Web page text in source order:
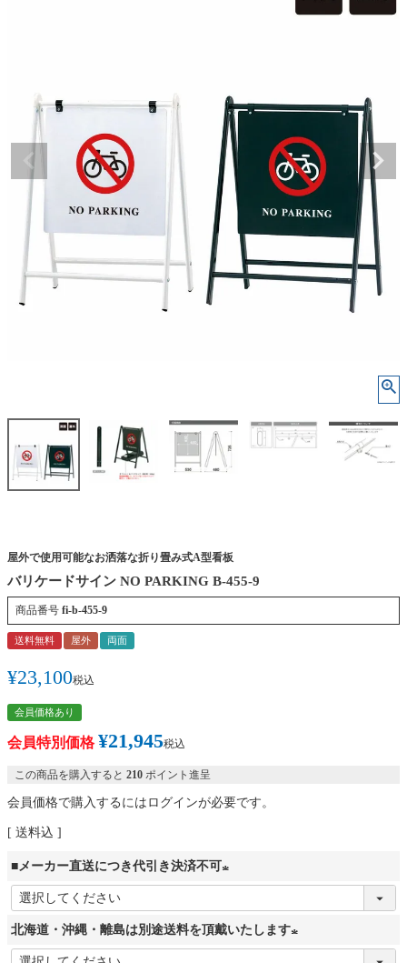
屋外で使用可能なお洒落な折り畳み式A型看板
バリケードサイン NO PARKING B-455-9
商品番号 fi-b-455-9
送料無料 屋外 両面
¥23,100税込
会員価格あり
会員特別価格 ¥21,945税込
この商品を購入すると 210 ポイント進呈
会員価格で購入するにはログインが必要です。
送料込
■メーカー直送につき代引き決済不可
必
北海道・沖縄・離島は別途送料を頂戴いたします